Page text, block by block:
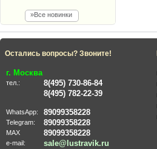
»Все новинки
Остались вопросы? Звоните!
г. Москва
тел.:
8(495) 730-86-84
8(495) 782-22-39
WhatsApp: 89099358228
Telegram: 89099358228
MAX 89099358228
e-mail: sale@lustravik.ru